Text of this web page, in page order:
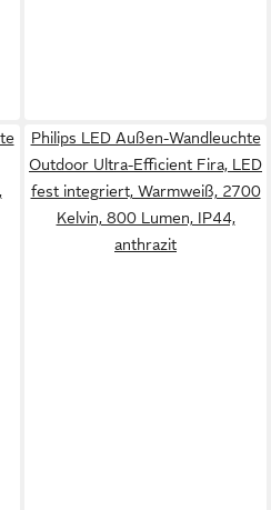
Philips LED Außen-Wandleuchte
Outdoor Ultra-Efficient Fira, LED
fest integriert, Warmweiß, 2700
Kelvin, 800 Lumen, IP44,
anthrazit